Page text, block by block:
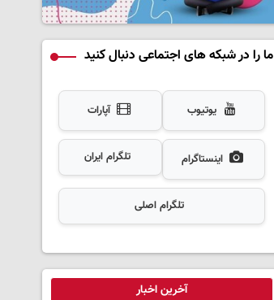
ما را در شبکه های اجتماعی دنبال کنید
یوتیوب آپارات
اینستاگرام تلگرام ایران
تلگرام اصلی
آخرین اخبار